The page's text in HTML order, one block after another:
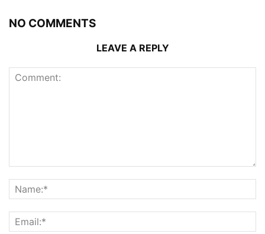
NO COMMENTS
LEAVE A REPLY